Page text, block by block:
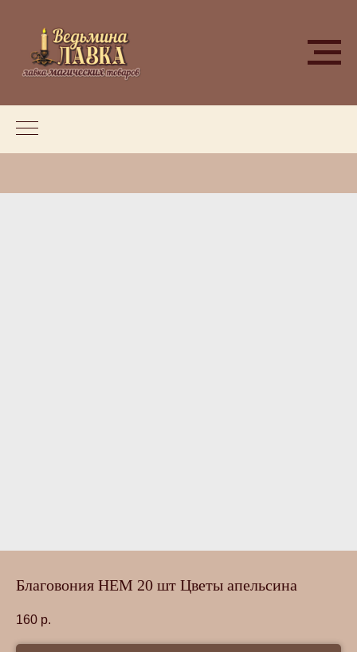
Благовония HEM 20 шт Цветы апельсина
160 р.